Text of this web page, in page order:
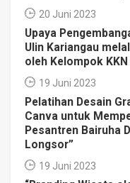
20 Juni 2023
Upaya
Ulin Kariangau
oleh Kelompok KKN
19 Juni 2023
Pelatihan Desain
Canva untuk
Pesantren Bairuha
Longsor”
19 Juni 2023